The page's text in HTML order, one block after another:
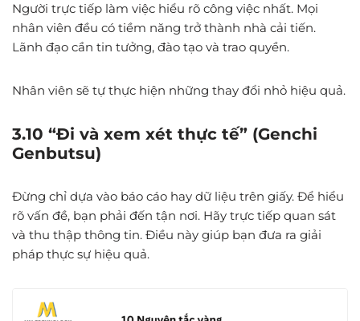
Người trực tiếp làm việc hiểu rõ công việc nhất. Mọi
nhân viên đều có tiềm năng trở thành nhà cải tiến.
Lãnh đạo cần tin tưởng, đào tạo và trao quyền.
Nhân viên sẽ tự thực hiện những thay đổi nhỏ hiệu quả.
3.10 “Đi và xem xét thực tế” (Genchi
Genbutsu)
Đừng chỉ dựa vào báo cáo hay dữ liệu trên giấy. Để hiểu
rõ vấn đề, bạn phải đến tận nơi. Hãy trực tiếp quan sát
và thu thập thông tin. Điều này giúp bạn đưa ra giải
pháp thực sự hiệu quả.